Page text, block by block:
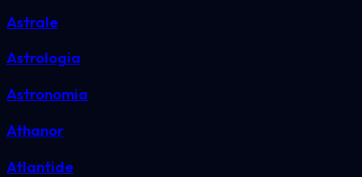
Astrale
Astrologia
Astronomia
Athanor
Atlantide